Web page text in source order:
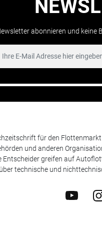
abonnieren und keine
für den
und anderen
greifen auf
technische und